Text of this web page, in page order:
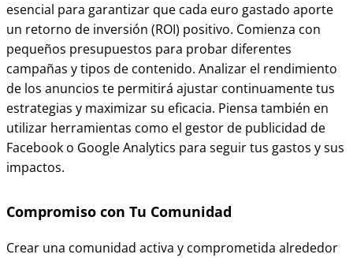
esencial para garantizar que cada euro gastado aporte
un retorno de inversión (ROI) positivo. Comienza con
pequeños presupuestos para probar diferentes
campañas y tipos de contenido. Analizar el rendimiento
de los anuncios te permitirá ajustar continuamente tus
estrategias y maximizar su eficacia. Piensa también en
utilizar herramientas como el gestor de publicidad de
Facebook o Google Analytics para seguir tus gastos y sus
impactos.
Compromiso con Tu Comunidad
Crear una comunidad activa y comprometida alrededor